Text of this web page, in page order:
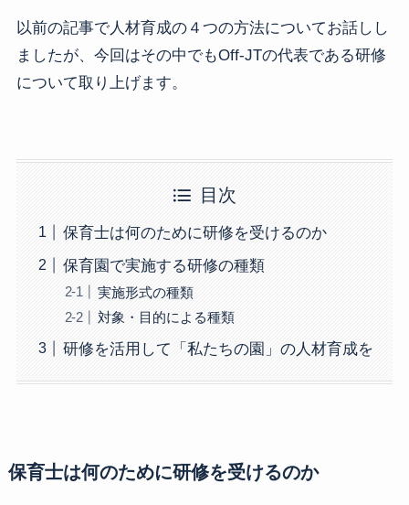
以前の記事で人材育成の４つの方法についてお話しし
ましたが、今回はその中でもOff-JTの代表である研修
について取り上げます。
目次
保育士は何のために研修を受けるのか
保育園で実施する研修の種類
実施形式の種類
対象・目的による種類
研修を活用して「私たちの園」の人材育成を
保育士は何のために研修を受けるのか